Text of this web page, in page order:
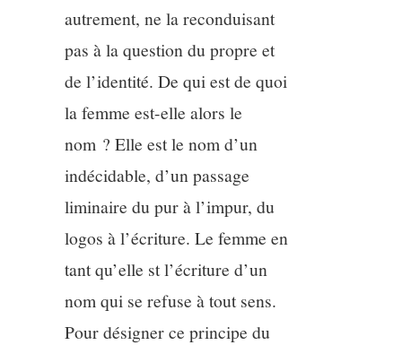
autrement, ne la reconduisant
pas à la question du propre et
de l’identité. De qui est de quoi
la femme est-elle alors le
nom ? Elle est le nom d’un
indécidable, d’un passage
liminaire du pur à l’impur, du
logos à l’écriture. Le femme en
tant qu’elle st l’écriture d’un
nom qui se refuse à tout sens.
Pour désigner ce principe du